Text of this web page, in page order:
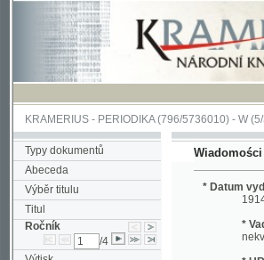
KRAMERIUS-PERIODIKA(796/5736010) -W(5/
Typy dokumentů
Abeceda
Výběr titulu
Titul
Ročník
/4
Výtisk
Stránka
Wiadomości o
* Datum vydání
1914
* Vady:
* URI: